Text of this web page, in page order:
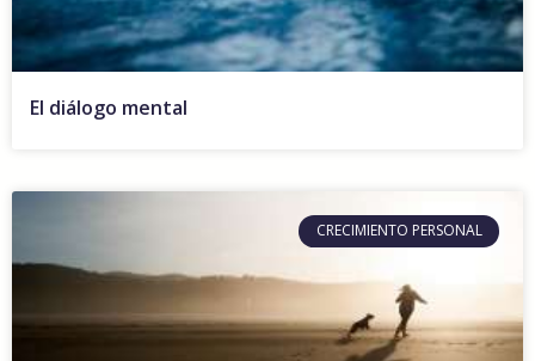
El diálogo mental
CRECIMIENTO PERSONAL